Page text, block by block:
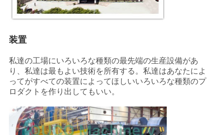
装置
私達の工場にいろいろな種類の最先端の生産設備があ
り、 私達は最もよい技術を所有する。私達はあなたによ
ってがすべての装置によってほしいいろいろな種類のプ
ロダクトを作り出してもいい。